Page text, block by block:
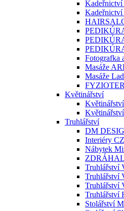
Kadeřnictví
Kadeřnictví
Fotografka
Masáže
Masáže
Květinářství
Truhlářství
DM
Interiéry
Nábytek
Truhlářství
Truhlářství
Truhlářství
Truhlářství
Stolářství